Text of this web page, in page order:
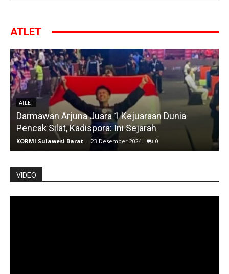
ATLET
ATLET
Darmawan Arjuna Juara 1 Kejuaraan Dunia
Pencak Silat, Kadispora: Ini Sejarah
KORMI Sulawesi Barat - 23 Desember 2024 0
VIDEO